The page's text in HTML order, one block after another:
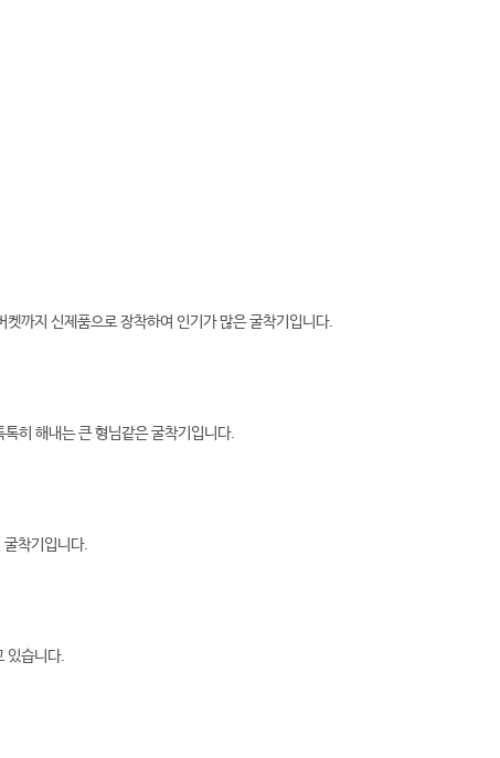
까지 신제품으로 장착하여 인기가 많은 굴착기입니다.
히 해내는 큰 형님같은 굴착기입니다.
굴착기입니다.
있습니다.